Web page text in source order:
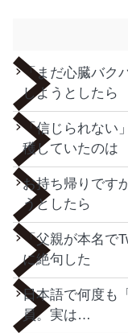
「まだ心臓バク
しようとしたら
「信じられない
穫していたのは
お持ち帰りです
うとしたら
「父親が本名で
に絶句した
日本語で何度も
員。実は…